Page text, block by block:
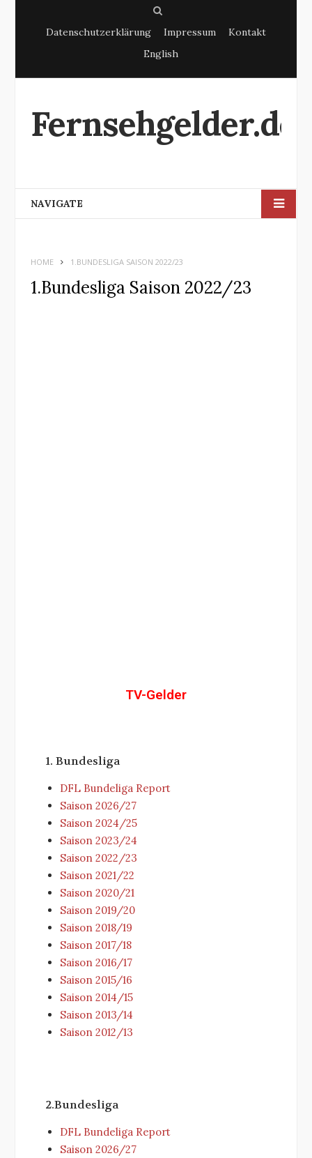
e
a
h
Datenschutzerklärung Impressum
Kontakt
English
Fernsehgelder.de
NAVIGATE
HOME 1.BUNDESLIGA SAISON 2022/23
1.Bundesliga Saison 2022/23
TV-Gelder
1. Bundesliga
DFL Bundeliga Report
Saison 2026/27
Saison 2024/25
Saison 2023/24
Saison 2022/23
Saison 2021/22
Saison 2020/21
Saison 2019/20
Saison 2018/19
Saison 2017/18
Saison 2016/17
Saison 2015/16
Saison 2014/15
Saison 2013/14
Saison 2012/13
2.Bundesliga
DFL Bundeliga Report
Saison 2026/27